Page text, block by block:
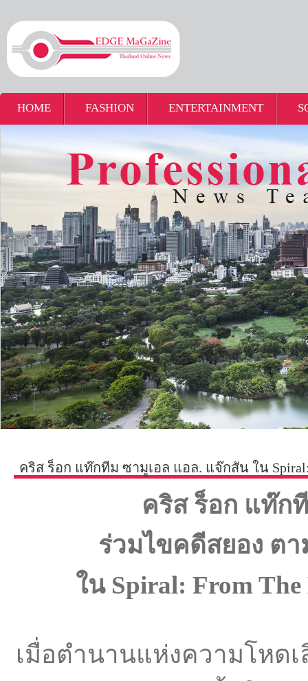
HOME FASHION ENTERTAINMENT
คริส ร็อก แท๊กทีม ซามูเอล แอล. แจ๊กสัน ใน
คริส ร็อก แท๊ก
ร่วมไขคดีสยอง ต
ใน Spiral: From
เมื่อตำนานแห่งความโหด